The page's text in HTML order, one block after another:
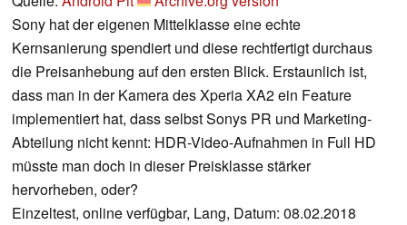
Sony hat der eigenen Mittelklasse eine echte
Kernsanierung spendiert und diese rechtfertigt durchaus
die Preisanhebung auf den ersten Blick. Erstaunlich ist,
dass man in der Kamera des Xperia XA2 ein Feature
implementiert hat, dass selbst Sonys PR und Marketing-
Abteilung nicht kennt: HDR-Video-Aufnahmen in Full HD
müsste man doch in dieser Preisklasse stärker
hervorheben, oder?
Einzeltest, online verfügbar, Lang, Datum: 08.02.2018